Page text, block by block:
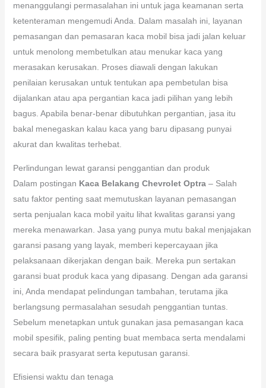
menanggulangi permasalahan ini untuk jaga keamanan serta
ketenteraman mengemudi Anda. Dalam masalah ini, layanan
pemasangan dan pemasaran kaca mobil bisa jadi jalan keluar
untuk menolong membetulkan atau menukar kaca yang
merasakan kerusakan. Proses diawali dengan lakukan
penilaian kerusakan untuk tentukan apa pembetulan bisa
dijalankan atau apa pergantian kaca jadi pilihan yang lebih
bagus. Apabila benar-benar dibutuhkan pergantian, jasa itu
bakal menegaskan kalau kaca yang baru dipasang punyai
akurat dan kwalitas terhebat.
Perlindungan lewat garansi penggantian dan produk
Dalam postingan Kaca Belakang Chevrolet Optra– Salah
satu faktor penting saat memutuskan layanan pemasangan
serta penjualan kaca mobil yaitu lihat kwalitas garansi yang
mereka menawarkan. Jasa yang punya mutu bakal menjajakan
garansi pasang yang layak, memberi kepercayaan jika
pelaksanaan dikerjakan dengan baik. Mereka pun sertakan
garansi buat produk kaca yang dipasang. Dengan ada garansi
ini, Anda mendapat pelindungan tambahan, terutama jika
berlangsung permasalahan sesudah penggantian tuntas.
Sebelum menetapkan untuk gunakan jasa pemasangan kaca
mobil spesifik, paling penting buat membaca serta mendalami
secara baik prasyarat serta keputusan garansi.
Efisiensi waktu dan tenaga